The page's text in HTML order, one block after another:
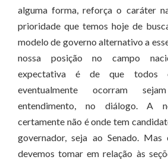
alguma forma, reforça o caráter
prioridade que temos hoje de
modelo de governo alternativo a
nossa posição no campo
expectativa é de que todos
eventualmente ocorram
entendimento, no diálogo. A
certamente não é onde tem
governador, seja ao Senado.
devemos tomar em relação às